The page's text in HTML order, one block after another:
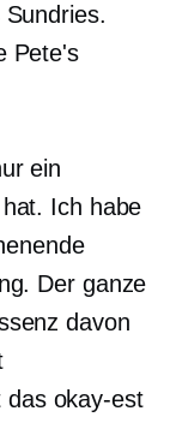
Pete's
ein
Ich habe
Der ganze
davon
das okay-est